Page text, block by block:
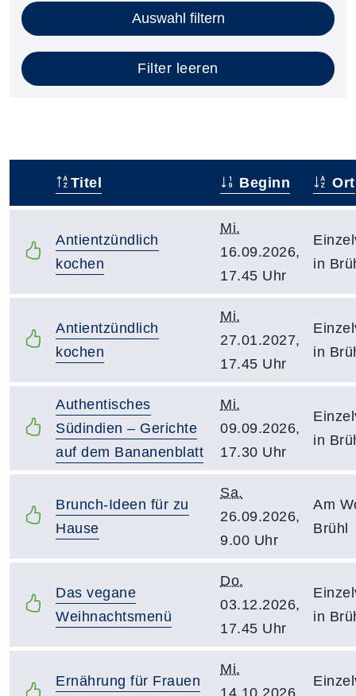
Auswahl filtern
Filter leeren
Titel Beginn Ort
Antientzündlich
kochen
Mi.
16.09.2026,
17.45 Uhr
in
Antientzündlich
kochen
Mi.
27.01.2027,
17.45 Uhr
in
Authentisches
Südindien – Gerichte
auf dem Bananenblatt
Mi.
09.09.2026,
17.30 Uhr
in
Brunch-Ideen für zu
Hause
Sa.
26.09.2026,
9.00 Uhr
Am
Brühl
Das vegane
Weihnachtsmenü
Do.
03.12.2026,
17.45 Uhr
in
Ernährung für Frauen
Mi.
14.10.2026,